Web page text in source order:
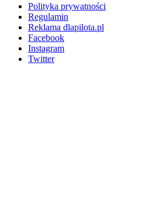
Polityka prywatności
Regulamin
Reklama dlapilota.pl
Facebook
Instagram
Twitter